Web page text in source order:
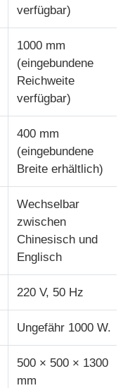
verfügbar)
1000 mm
(eingebundene
Reichweite
verfügbar)
400 mm
(eingebundene
Breite erhältlich)
Wechselbar
zwischen
Chinesisch und
Englisch
220 V, 50 Hz
Ungefähr 1000 W.
500 × 500 × 1300
mm